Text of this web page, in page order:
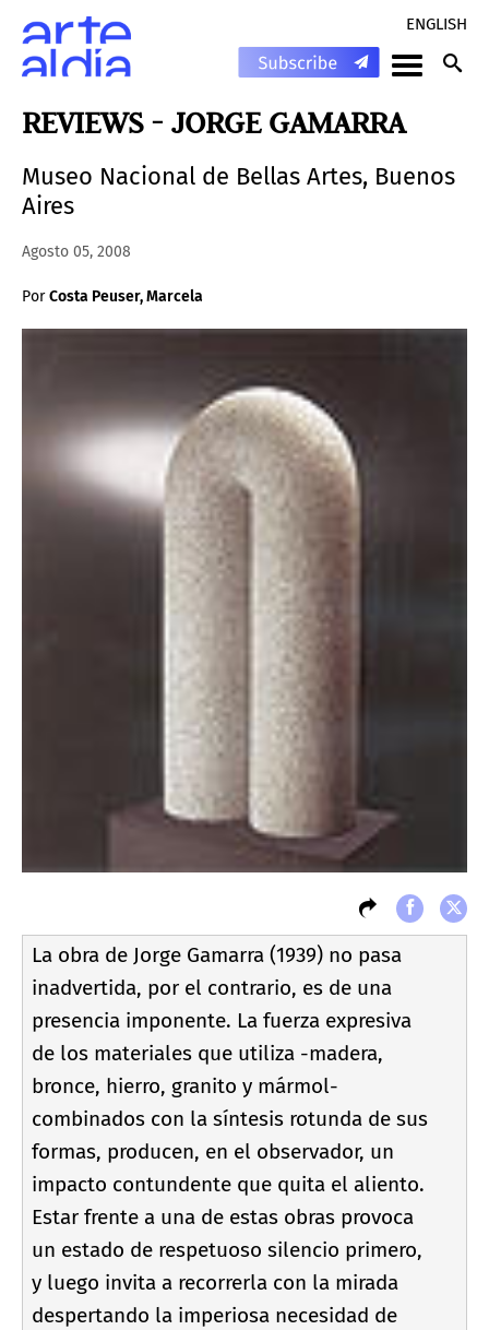
ENGLISH
REVIEWS - JORGE GAMARRA
Museo Nacional de Bellas Artes, Buenos
Aires
Agosto 05, 2008
PorCosta Peuser, Marcela
La obra de Jorge Gamarra (1939) no pasa
inadvertida, por el contrario, es de una
presencia imponente. La fuerza expresiva
de los materiales que utiliza -madera,
bronce, hierro, granito y mármol-
combinados con la sí­ntesis rotunda de sus
formas, producen, en el observador, un
impacto contundente que quita el aliento.
Estar frente a una de estas obras provoca
un estado de respetuoso silencio primero,
y luego invita a recorrerla con la mirada
despertando la imperiosa necesidad de